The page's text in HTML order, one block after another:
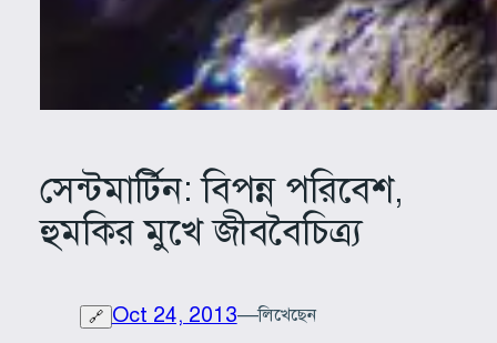
সেন্টমার্টিন: বিপন্ন পরিবেশ,
হুমকির মুখে জীববৈচিত্র্য
🔗 Oct 24, 2013—লিখেছেন